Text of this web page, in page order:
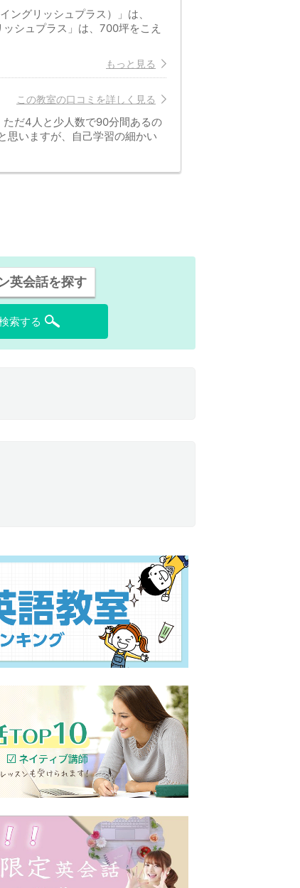
ングリッシュプラス）」は、
シュプラス」は、700坪をこえ
もっと見る
この教室の口コミを詳しく見る
だ4人と少人数で90分間あるの
思いますが、自己学習の細かい
英会話を探す
索する